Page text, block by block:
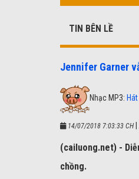
TIN BÊN LỀ
Jennifer Garner
Nhạc MP3:
14/07/2018 7:03:33 CH
(cailuong.net) -
chồng.